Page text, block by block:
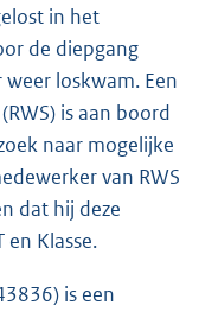
in het
de diepgang
loskwam. Een
is aan boord
naar mogelijke
van RWS
dat hij deze
Klasse.
is een